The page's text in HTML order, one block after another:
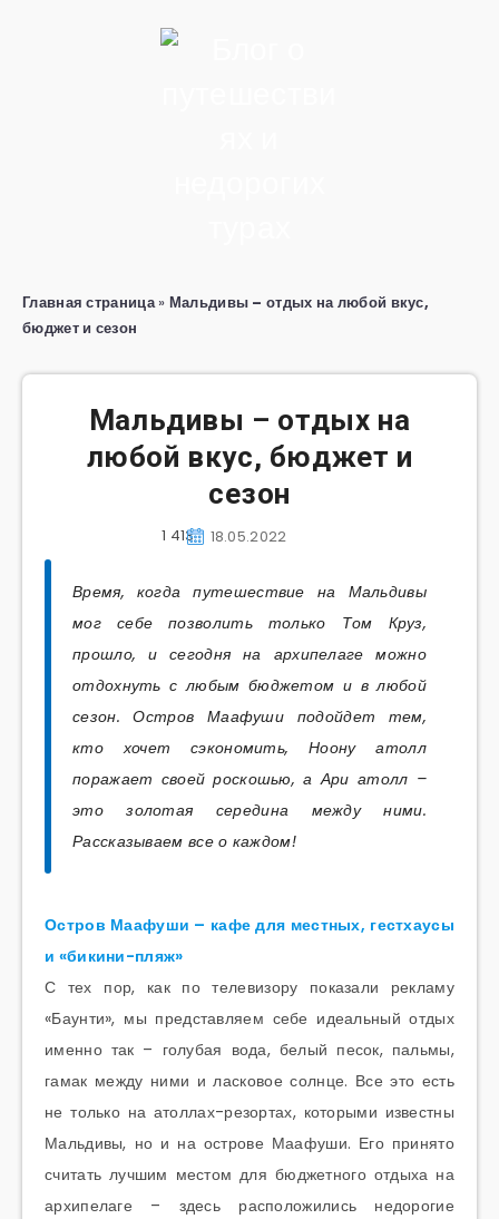
Главная страница» Мальдивы – отдых на любой вкус,
бюджет и сезон
Мальдивы – отдых на
любой вкус, бюджет и
сезон
18.05.2022
1 413
Время, когда путешествие на Мальдивы
мог себе позволить только Том Круз,
прошло, и сегодня на архипелаге можно
отдохнуть с любым бюджетом и в любой
сезон. Остров Маафуши подойдет тем,
кто хочет сэкономить, Ноону атолл
поражает своей роскошью, а Ари атолл –
это золотая середина между ними.
Рассказываем все о каждом!
Остров Маафуши – кафе для местных, гестхаусы
и «бикини-пляж»
С тех пор, как по телевизору показали рекламу
«Баунти», мы представляем себе идеальный отдых
именно так – голубая вода, белый песок, пальмы,
гамак между ними и ласковое солнце. Все это есть
не только на атоллах-резортах, которыми известны
Мальдивы, но и на острове Маафуши. Его принято
считать лучшим местом для бюджетного отдыха на
архипелаге – здесь расположились недорогие